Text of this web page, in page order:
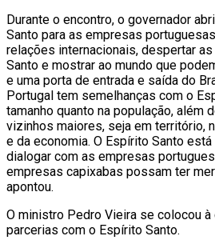
Durante o encontro, o governador
Santo para as empresas
relações internacionais, despertar
Santo e mostrar ao mundo que
e uma porta de entrada e saída do
Portugal tem semelhanças com o
tamanho quanto na população, além
vizinhos maiores, seja em território,
e da economia. O Espírito Santo
dialogar com as empresas
empresas capixabas possam ter
apontou.
O ministro Pedro Vieira se colocou
parcerias com o Espírito Santo.